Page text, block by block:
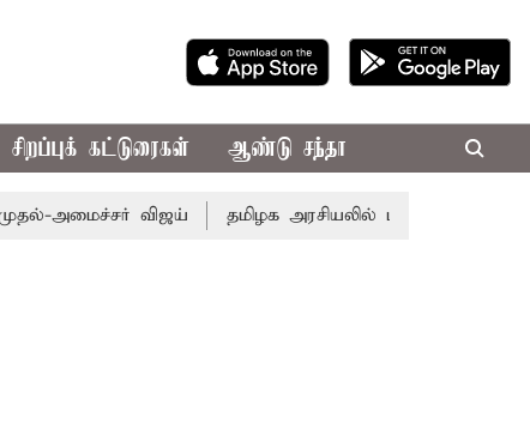
சிறப்புக் கட்டுரைகள் ஆண்டு சந்தா
விஜய் தமிழக அரசியலில் பரபரப்பு; அமைச்சர்